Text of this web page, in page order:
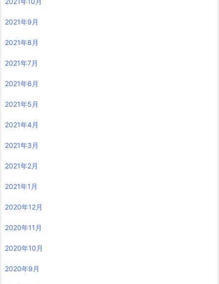
2021年9月
2021年8月
2021年7月
2021年6月
2021年5月
2021年4月
2021年3月
2021年2月
2021年1月
2020年12月
2020年11月
2020年10月
2020年9月